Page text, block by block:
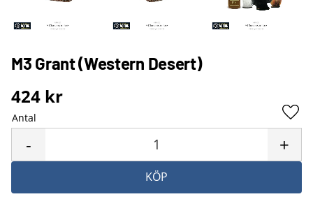
M3 Grant (Western Desert)
424 kr
Antal
+
-
KÖP